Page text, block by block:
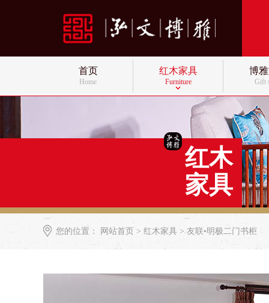
首页
Home
红木家具
Furniture
博
Gift
红木
家具
您的位置： 网站首页 > 红木家具 > 友联•明极二门书柜